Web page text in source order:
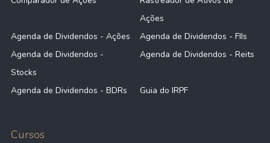
Ações
Agenda de Dividendos - Ações
Agenda de Dividendos - FIIs
Agenda de Dividendos -
Stocks
Agenda de Dividendos - Reits
Agenda de Dividendos - BDRs Guia do IRPF
Cursos